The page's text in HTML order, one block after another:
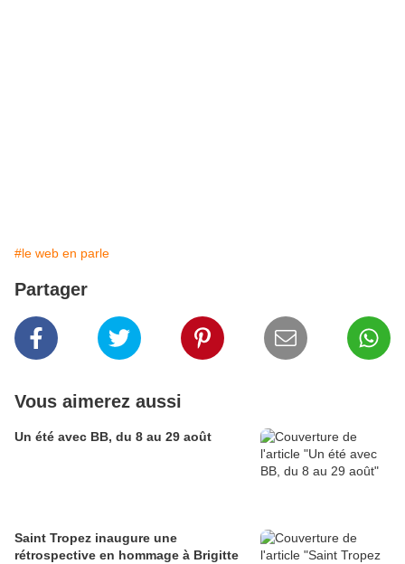
#le web en parle
Partager
Vous aimerez aussi
Un été avec BB, du 8 au 29 août
Saint Tropez inaugure une
rétrospective en hommage à Brigitte